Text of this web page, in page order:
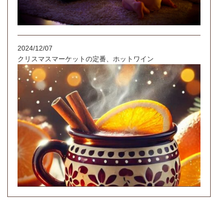
2024/12/07
クリスマスマーケットの定番、ホットワイン